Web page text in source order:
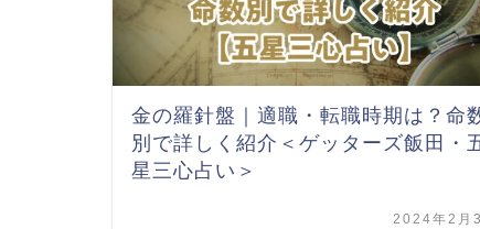
金の羅針盤｜適職・転職時期は？命
別で詳しく紹介＜ゲッターズ飯田・
星三心占い＞
2024年2月3